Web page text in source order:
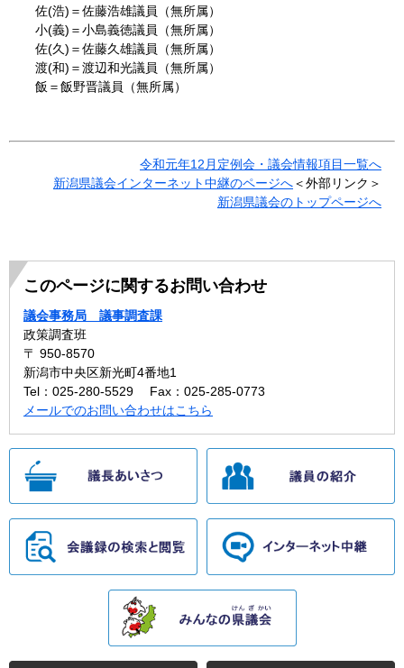
佐(浩)＝佐藤浩雄議員（無所属）
小(義)＝小島義徳議員（無所属）
佐(久)＝佐藤久雄議員（無所属）
渡(和)＝渡辺和光議員（無所属）
飯＝飯野晋議員（無所属）
令和元年12月定例会・議会情報項目一覧へ
新潟県議会インターネット中継のページへ＜外部リンク＞
新潟県議会のトップページへ
このページに関するお問い合わせ
議会事務局 議事調査課
政策調査班
〒 950-8570
新潟市中央区新光町4番地1
Tel：025-280-5529
Fax：025-285-0773
メールでのお問い合わせはこちら